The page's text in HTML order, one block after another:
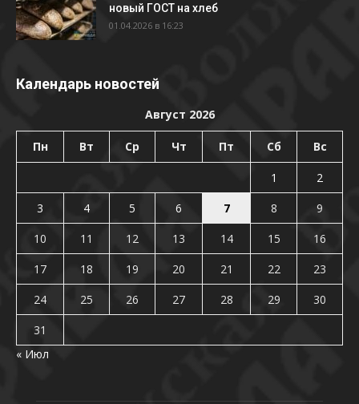
новый ГОСТ на хлеб
01.04.2026 в 16:23
Календарь новостей
Август 2026
Пн Вт Ср Чт Пт Сб Вс
1
2
3
4 5 6 7 8
9
10
11 12 13 14 15
16
17
18 19 20 21 22
23
24
25 26 27 28 29
30
31
« Июл